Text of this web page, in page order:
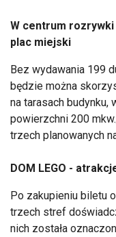
W centrum
plac miejski
Bez wydawania 199
będzie można
na tarasach budynku,
powierzchni 200
trzech planowanych
DOM LEGO -
Po zakupieniu biletu
trzech stref
nich została